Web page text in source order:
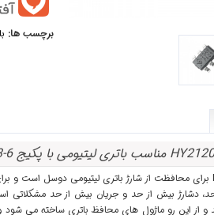
برچسب ها:
دشارژ بیش از حد و جریان بیش از حد مشکلاتی